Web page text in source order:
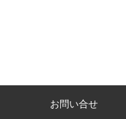
お問い合せ